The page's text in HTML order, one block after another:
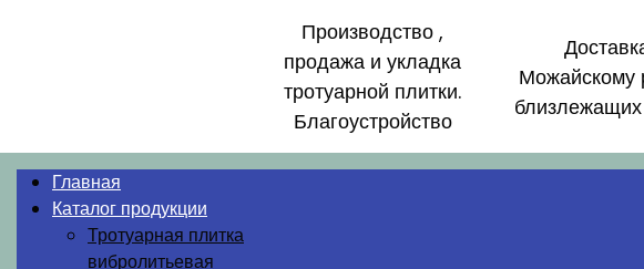
Производство ,
продажа и укладка
тротуарной плитки.
Благоустройство
Можайскому
Главная
Каталог продукции
Тротуарная плитка
вибролитьевая